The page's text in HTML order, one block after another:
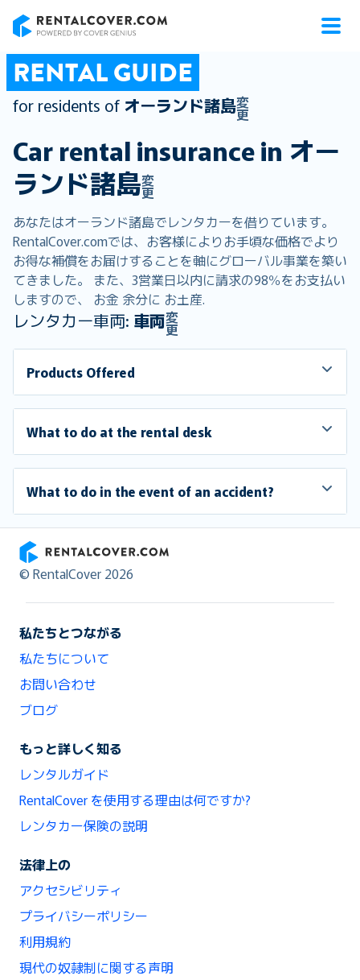
RENTAL GUIDE
for residents of オーランド諸島変
更
Car rental insurance in オー
ランド諸島変
更
あなたはオーランド諸島でレンタカーを借りています。
RentalCover.comでは、お客様によりお手頃な価格でより
お得な補償をお届けすることを軸にグローバル事業を築い
てきました。 また、3営業日以内に請求の98％をお支払い
しますので、 お金 余分に お土産.
レンタカー車両: 車両変
更
Products Offered
What to do at the rental desk
What to do in the event of an accident?
RentalCover
© RentalCover 2026
私たちとつながる
私たちについて
お問い合わせ
ブログ
もっと詳しく知る
レンタルガイド
RentalCover を使用する理由は何ですか?
レンタカー保険の説明
法律上の
アクセシビリティ
プライバシーポリシー
利用規約
現代の奴隷制に関する声明